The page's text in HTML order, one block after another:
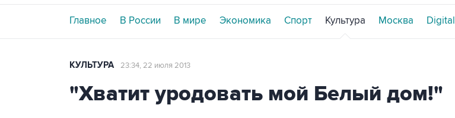
Главное В России В мире Экономика Спорт Культура Москва Digital
КУЛЬТУРА 23:34, 22 июля 2013
"Хватит уродовать мой Белый дом!"